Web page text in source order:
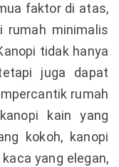
faktor di atas,
rumah minimalis
tidak hanya
juga dapat
rumah
kain yang
kokoh, kanopi
yang elegan,